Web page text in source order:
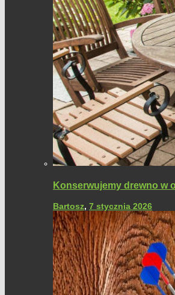
Konserwujemy drewno w
Bartosz, 7 stycznia 2026